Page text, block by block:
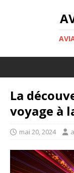
La
voyage à
mai 20, 2024